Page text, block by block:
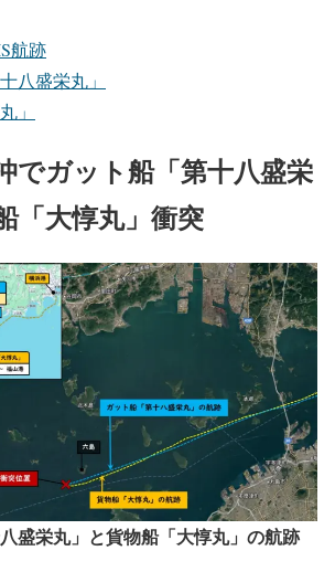
航跡
八盛栄丸」
」
でガット船「第十八盛栄
「大惇丸」衝突
盛栄丸」と貨物船「大惇丸」の航跡